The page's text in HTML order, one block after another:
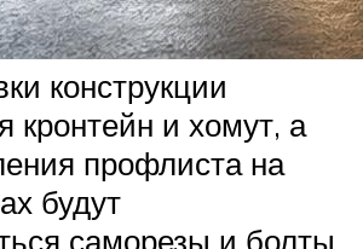
конструкции
кронтейн и хомут, а
профлиста на
будут
саморезы и болты